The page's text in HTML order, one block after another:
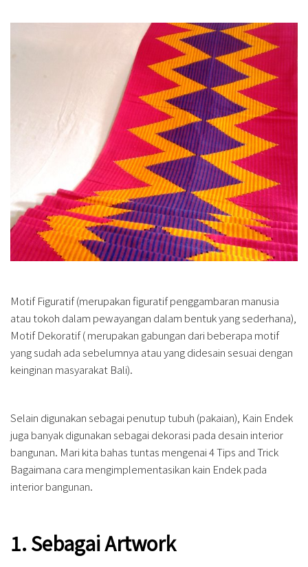
Motif Figuratif (merupakan figuratif penggambaran manusia
atau tokoh dalam pewayangan dalam bentuk yang sederhana),
Motif Dekoratif ( merupakan gabungan dari beberapa motif
yang sudah ada sebelumnya atau yang didesain sesuai dengan
keinginan masyarakat Bali).
Selain digunakan sebagai penutup tubuh (pakaian), Kain Endek
juga banyak digunakan sebagai dekorasi pada desain interior
bangunan. Mari kita bahas tuntas mengenai 4 Tips and Trick
Bagaimana cara mengimplementasikan kain Endek pada
interior bangunan.
1. Sebagai Artwork